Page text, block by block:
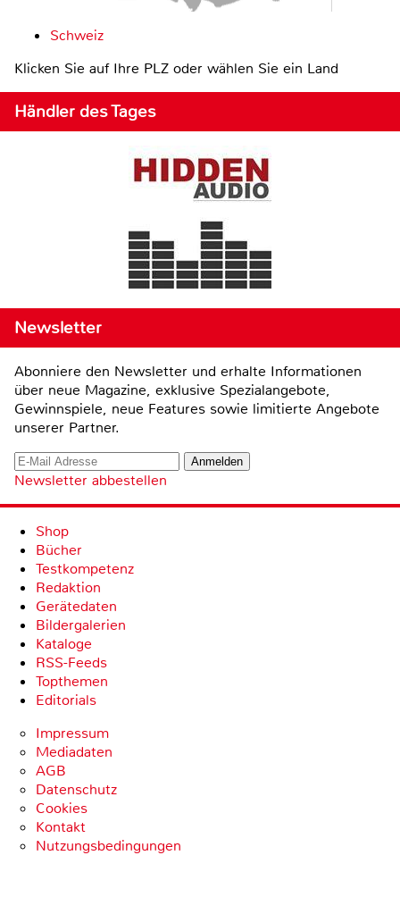
Schweiz
Klicken Sie auf Ihre PLZ oder wählen Sie ein Land
Händler des Tages
Newsletter
Abonniere den Newsletter und erhalte Informationen
über neue Magazine, exklusive Spezialangebote,
Gewinnspiele, neue Features sowie limitierte Angebote
unserer Partner.
Newsletter abbestellen
Shop
Bücher
Testkompetenz
Redaktion
Gerätedaten
Bildergalerien
Kataloge
RSS-Feeds
Topthemen
Editorials
Impressum
Mediadaten
AGB
Datenschutz
Cookies
Kontakt
Nutzungsbedingungen